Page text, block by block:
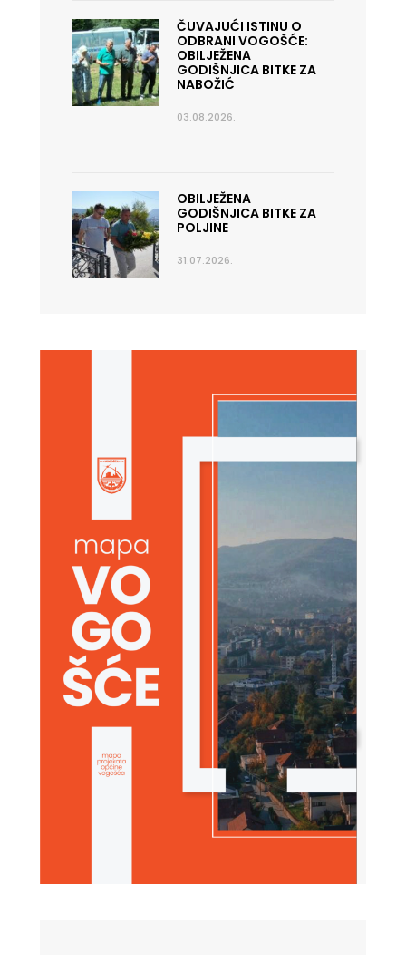
ČUVAJUĆI ISTINU O
ODBRANI VOGOŠĆE:
OBILJEŽENA
GODIŠNJICA BITKE ZA
NABOŽIĆ
03.08.2026.
OBILJEŽENA
GODIŠNJICA BITKE ZA
POLJINE
31.07.2026.